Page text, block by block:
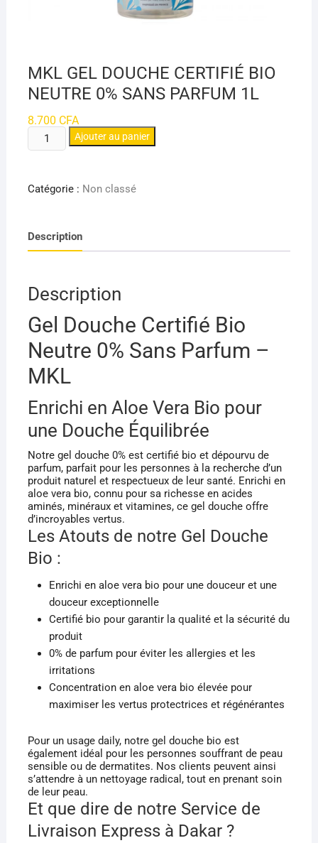
MKL GEL DOUCHE CERTIFIÉ BIO
NEUTRE 0% SANS PARFUM 1L
8.700 CFA
quantité
de
GEL
BIO
NEUTRE
SANS
PARFUM
1L
Ajouter au panier
Catégorie : Non classé
Description
Description
Gel Douche Certifié Bio
Neutre 0% Sans Parfum –
MKL
Enrichi en Aloe Vera Bio pour
une Douche Équilibrée
Notre gel douche 0% est certifié bio et dépourvu de
parfum, parfait pour les personnes à la recherche d’un
produit naturel et respectueux de leur santé. Enrichi en
aloe vera bio, connu pour sa richesse en acides
aminés, minéraux et vitamines, ce gel douche offre
d’incroyables vertus.
Les Atouts de notre Gel Douche
Bio :
Enrichi en aloe vera bio pour une douceur et une
douceur exceptionnelle
Certifié bio pour garantir la qualité et la sécurité du
produit
0% de parfum pour éviter les allergies et les
irritations
Concentration en aloe vera bio élevée pour
maximiser les vertus protectrices et régénérantes
Pour un usage daily, notre gel douche bio est
également idéal pour les personnes souffrant de peau
sensible ou de dermatites. Nos clients peuvent ainsi
s’attendre à un nettoyage radical, tout en prenant soin
de leur peau.
Et que dire de notre Service de
Livraison Express à Dakar ?